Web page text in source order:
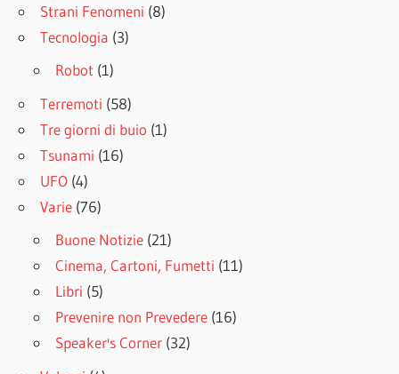
Strani Fenomeni (8)
Tecnologia (3)
Robot (1)
Terremoti (58)
Tre giorni di buio (1)
Tsunami (16)
UFO (4)
Varie (76)
Buone Notizie (21)
Cinema, Cartoni, Fumetti (11)
Libri (5)
Prevenire non Prevedere (16)
Speaker's Corner (32)